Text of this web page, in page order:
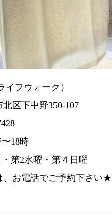
フウォーク）
区下中野350-107
18時
第2水曜・第４日曜
お電話でご予約下さい★